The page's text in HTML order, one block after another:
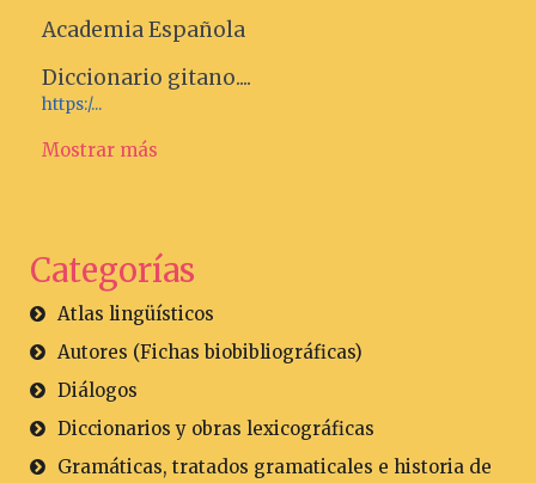
Academia Española
Diccionario gitano....
https:/...
Mostrar más
Categorías
Atlas lingüísticos
Autores (Fichas biobibliográficas)
Diálogos
Diccionarios y obras lexicográficas
Gramáticas, tratados gramaticales e historia de